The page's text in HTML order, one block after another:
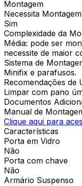
Montagem
Necessita Montagem
Sim
Complexidade da
Média: pode ser
necessite de maior
Sistema de
Minifix e parafusos.
Recomendações de
Limpar com pano
Documentos
Manual de
Clique aqui para
Características
Porta em Vidro
Não
Porta com chave
Não
Armário Suspenso